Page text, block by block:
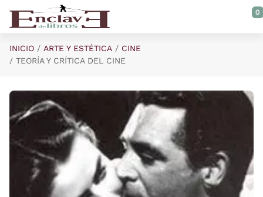
Saltar al contenido principal
0
INICIO ARTE Y ESTÉTICA
CINE
TEORÍA Y CRÍTICA DEL CINE